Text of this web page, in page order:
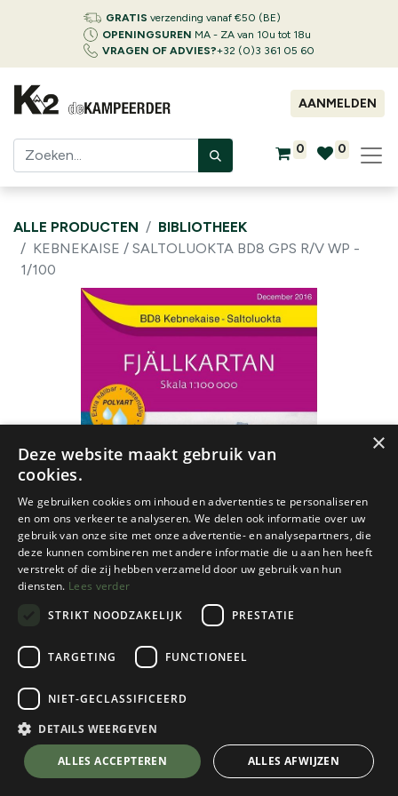
GRATIS verzending vanaf €50 (BE)
OPENINGSUREN MA - ZA van 10u tot 18u
VRAGEN OF ADVIES?+32 (0)3 361 05 60
AANMELDEN
0 0
ALLE PRODUCTEN
BIBLIOTHEEK
KEBNEKAISE / SALTOLUOKTA BD8 GPS R/V WP -
1/100
Fjällkartan
Kebnekaise / Saltoluokta BD8 GPS r/v
wp - 1/100
💬 Stel je vraag over dit product via WhatsApp
×
Deze website maakt gebruik van
cookies.
We gebruiken cookies om inhoud en advertenties te personaliseren
en om ons verkeer te analyseren. We delen ook informatie over uw
gebruik van onze site met onze advertentie- en analysepartners, die
deze kunnen combineren met andere informatie die u aan hen heeft
verstrekt of die zij hebben verzameld door uw gebruik van hun
diensten. Lees verder
STRIKT NOODZAKELIJK
PRESTATIE
TARGETING FUNCTIONEEL
NIET-GECLASSIFICEERD
DETAILS WEERGEVEN
ALLES ACCEPTEREN ALLES AFWIJZEN